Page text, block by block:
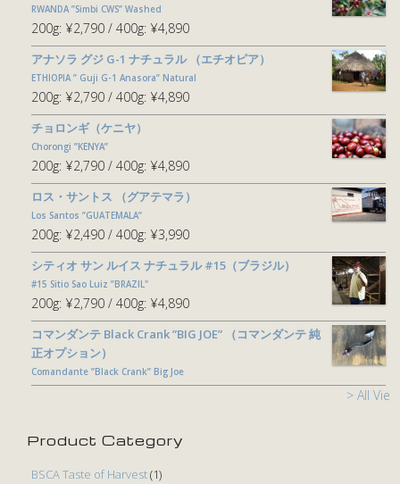
RWANDA ”Simbi CWS” Washed
200g: ¥2,790 400g: ¥4,890
アナソラ グジ G-1 ナチュラル （エチオピア）
ETHIOPIA ” Guji G-1 Anasora” Natural
200g: ¥2,790 400g: ¥4,890
チョロンギ（ケニヤ）
Chorongi ”KENYA”
200g: ¥2,790 400g: ¥4,890
ロス・サントス （グアテマラ）
Los Santos ”GUATEMALA”
200g: ¥2,490 400g: ¥3,990
シティオ サン ルイス ナチュラル #15（ブラジル）
#15 Sitio Sao Luiz ”BRAZIL"
200g: ¥2,790 400g: ¥4,890
コマンダンテ Black Crank ”BIG JOE” （コマンダンテ 純
正オプション）
Comandante ”Black Crank” Big Joe
> All View
Product Category
BSCA Taste of Harvest(1)